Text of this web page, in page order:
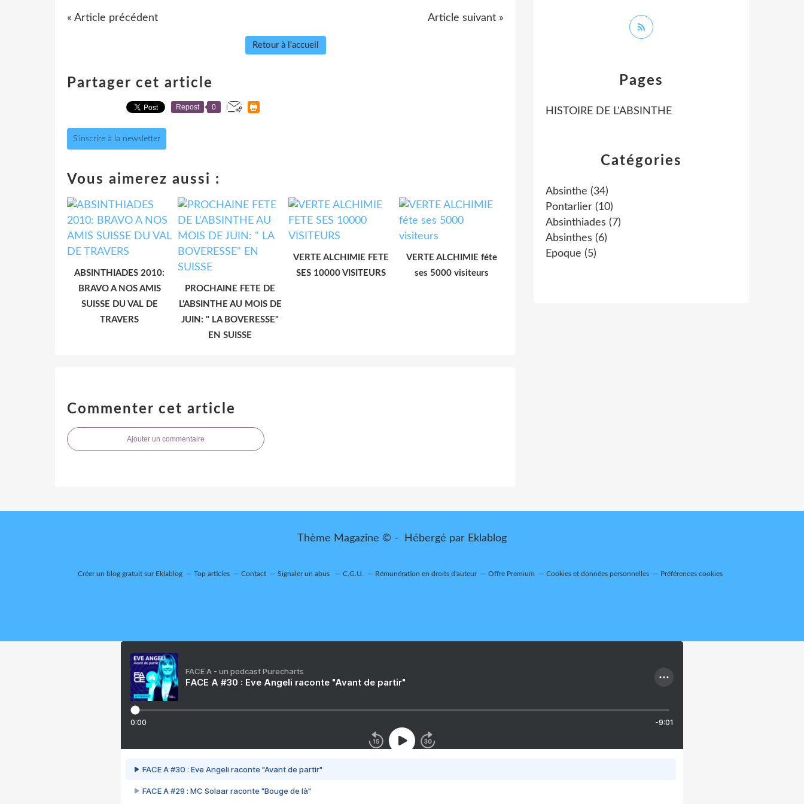
« Article précédent Article suivant »
Retour à l'accueil
Partager cet article
Repost 0
S'inscrire à la newsletter
Vous aimerez aussi :
ABSINTHIADES 2010:
BRAVO A NOS AMIS
SUISSE DU VAL DE
TRAVERS
PROCHAINE FETE DE
L'ABSINTHE AU MOIS DE
JUIN: " LA BOVERESSE"
EN SUISSE
VERTE ALCHIMIE FETE
SES 10000 VISITEURS
VERTE ALCHIMIE féte
ses 5000 visiteurs
Commenter cet article
Ajouter un commentaire
Catégories
Absinthe (34)
Pontarlier (10)
Absinthiades (7)
Absinthes (6)
Epoque (5)
Pages
HISTOIRE DE L'ABSINTHE
Thème Magazine © - Hébergé par Eklablog
Créer un blog gratuit sur Eklablog Top articles Contact Signaler un abus C.G.U. Rémunération en droits d'auteur Offre Premium Cookies et données personnelles Préférences cookies
FACE A - un podcast Purecharts
FACE A #30 : Eve Angeli raconte "Avant de partir"
0:00 -9:01
FACE A #30 : Eve Angeli raconte "Avant de partir"
FACE A #29 : MC Solaar raconte "Bouge de là"